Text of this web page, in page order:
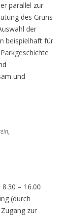
parallel zur
des Grüns
der
beispielhaft für
und
– 16.00
(durch
zur